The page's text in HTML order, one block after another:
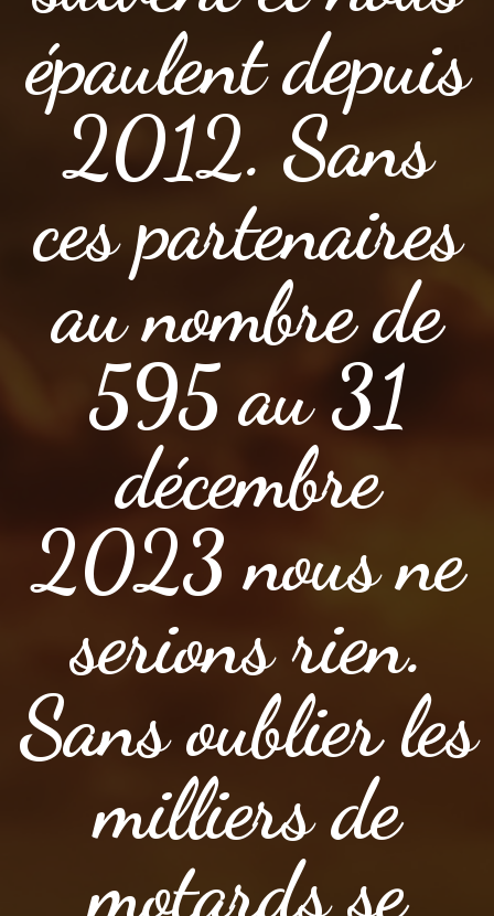
épaulent depuis
2012. Sans
ces partenaires
au nombre de
595 au 31
décembre
2023 nous ne
serions rien.
Sans oublier les
milliers de
motards se